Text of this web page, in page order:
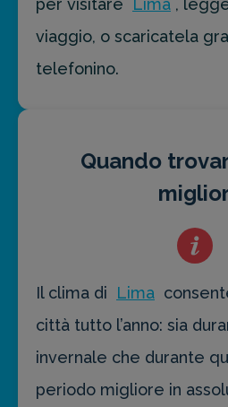
per visitare
Lima ,
viaggio, o scaricatela
telefonino.
Quando
Il clima di Lima
città tutto l’anno: sia
invernale che durante
periodo migliore in